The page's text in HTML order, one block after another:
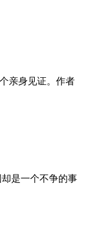
亲身见证。作者
是一个不争的事